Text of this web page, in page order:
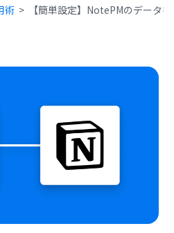
術 【簡単設定】NotePMのデータ